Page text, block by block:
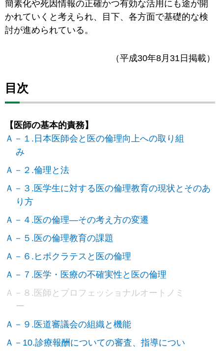
簡素化や死因情報の正確かつ有効な活用にも途が開
かれていくと考えられ、目下、各方面で基礎的な検
討が進められている。
（平成30年8月31日掲載）
目次
【医師の基本的責務】
Ａ－１.日本医師会と医の倫理向上への取り組
み
Ａ－２.倫理と法
Ａ－３.医学生に対する医の倫理教育の現状とそのあ
り方
Ａ－４.医の倫理―その考え方の変遷
Ａ－５.医の倫理教育の課題
Ａ－６.ヒポクラテスと医の倫理
Ａ－７.医学・医療の不確実性と医の倫理
Ａ－８.医師とプロフェッショナルオートノミ
ー
Ａ－９.医道審議会の組織と機能
Ａ－10.診療報酬についての審査、指導につい